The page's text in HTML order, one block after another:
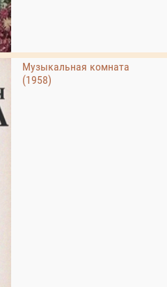
Музыкальная комната
(1958)